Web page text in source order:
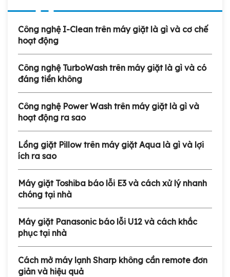
Công nghệ I-Clean trên máy giặt là gì và cơ chế
hoạt động
Công nghệ TurboWash trên máy giặt là gì và có
đáng tiền không
Công nghệ Power Wash trên máy giặt là gì và
hoạt động ra sao
Lồng giặt Pillow trên máy giặt Aqua là gì và lợi
ích ra sao
Máy giặt Toshiba báo lỗi E3 và cách xử lý nhanh
chóng tại nhà
Máy giặt Panasonic báo lỗi U12 và cách khắc
phục tại nhà
Cách mở máy lạnh Sharp không cần remote đơn
giản và hiệu quả